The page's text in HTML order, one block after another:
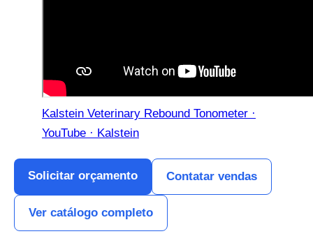
Kalstein Veterinary Rebound Tonometer ·
YouTube · Kalstein
Solicitar orçamento Contatar vendas
Ver catálogo completo